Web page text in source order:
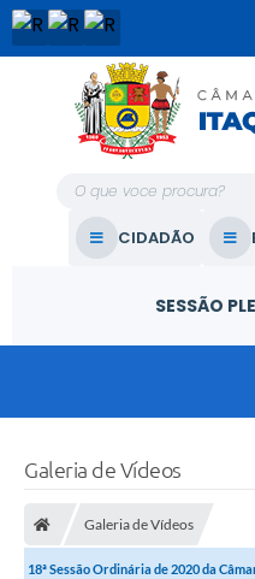
O que
CIDADÃO
SESSÃO
Galeria de Vídeos
Galeria de Vídeos
18ª Sessão Ordinária de 2020 da